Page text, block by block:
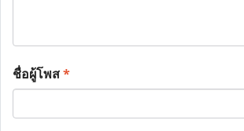
ชื่อผู้โพส*